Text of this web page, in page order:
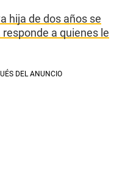
hija de dos años se
a quienes le